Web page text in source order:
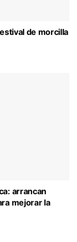
de morcilla
arrancan
mejorar la